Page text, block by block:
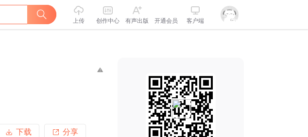
上传 创作中心 有声出版 开通会员 客户端
下载 分享